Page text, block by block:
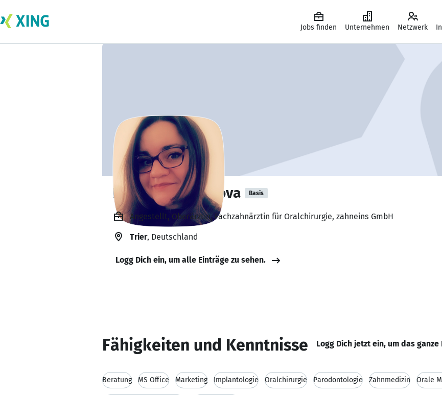
Jobs finden Unternehmen Netzwerk
Kristina Balasanova Basis
Angestellt, Oberärztin, Fachzahnärztin für Oralchirurgie, zahneins GmbH
Trier, Deutschland
Logg Dich ein, um alle Einträge zu sehen.
Fähigkeiten und Kenntnisse Logg Dich jetzt ein, um das
Beratung MS Office Marketing Implantologie Oralchirurgie Parodontologie Zahnmedizin Orale